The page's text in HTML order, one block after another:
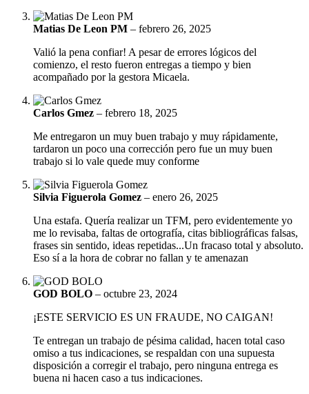
Matias De Leon PM – febrero 26, 2025
Valió la pena confiar! A pesar de errores lógicos del
comienzo, el resto fueron entregas a tiempo y bien
acompañado por la gestora Micaela.
Carlos Gmez – febrero 18, 2025
Me entregaron un muy buen trabajo y muy rápidamente,
tardaron un poco una corrección pero fue un muy buen
trabajo si lo vale quede muy conforme
Silvia Figuerola Gomez – enero 26, 2025
Una estafa. Quería realizar un TFM, pero evidentemente yo
me lo revisaba, faltas de ortografía, citas bibliográficas falsas,
frases sin sentido, ideas repetidas...Un fracaso total y absoluto.
Eso sí a la hora de cobrar no fallan y te amenazan
GOD BOLO – octubre 23, 2024
¡ESTE SERVICIO ES UN FRAUDE, NO CAIGAN!
Te entregan un trabajo de pésima calidad, hacen total caso
omiso a tus indicaciones, se respaldan con una supuesta
disposición a corregir el trabajo, pero ninguna entrega es
buena ni hacen caso a tus indicaciones.